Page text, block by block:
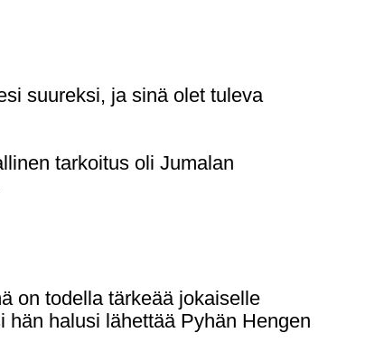
suureksi, ja sinä olet tuleva
tarkoitus oli Jumalan
on todella tärkeää jokaiselle
halusi lähettää Pyhän Hengen